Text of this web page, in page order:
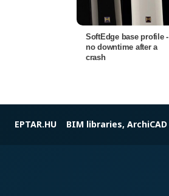
SoftEdge base profile -
no downtime after a
crash
EPTAR.HU BIM libraries,